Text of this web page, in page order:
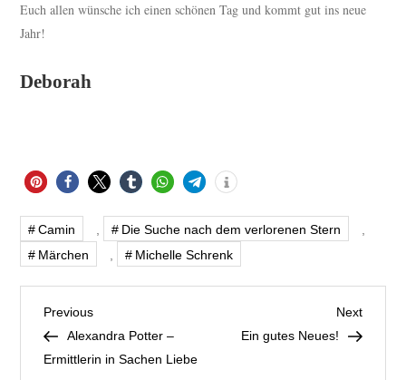
Euch allen wünsche ich einen schönen Tag und kommt gut ins neue
Jahr!
Deborah
Camin Die Suche nach dem verlorenen Stern
Märchen
Michelle Schrenk
B
e
Previous
Post
Previous
Alexandra Potter –
Ermittlerin in Sachen Liebe
Next
Post
Next
Ein gutes Neues!